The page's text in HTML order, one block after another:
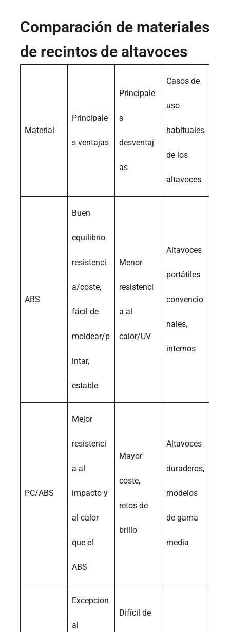
Comparación de materiales
de recintos de altavoces
Material
Principale
s ventajas
Principale
s
desventaj
as
Casos de
uso
habituales
de los
altavoces
ABS
Buen
equilibrio
resistenci
a/coste,
fácil de
moldear/p
intar,
estable
Menor
resistenci
a al
calor/UV
Altavoces
portátiles
convencio
nales,
internos
PC/ABS
Mejor
resistenci
a al
impacto y
al calor
que el
ABS
Mayor
coste,
retos de
brillo
Altavoces
duraderos,
modelos
de gama
media
Excepcion
al
Difícil de